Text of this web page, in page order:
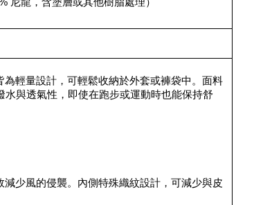
輕量設計，可輕鬆收納於外套或褲袋中。面料
與透氣性，即使在跑步或運動時也能保持舒
少風的侵襲。內側特殊織紋設計，可減少與皮